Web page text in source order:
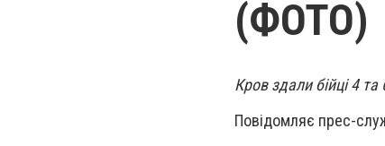
(ФОТО)
Кров здали бійці 4
Повідомляє прес-